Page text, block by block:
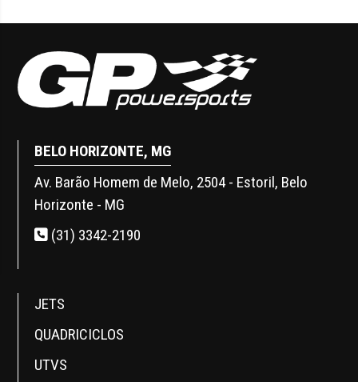
BELO HORIZONTE, MG
Av. Barão Homem de Melo, 2504 - Estoril, Belo
Horizonte - MG
(31) 3342-2190
JETS
QUADRICICLOS
UTVS